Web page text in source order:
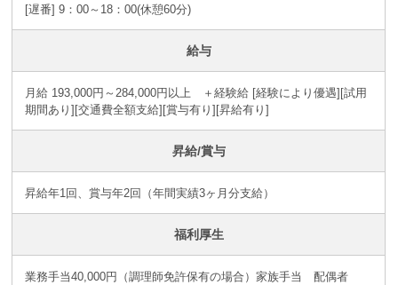
[遅番] 9：00～18：00(休憩60分)
給与
月給 193,000円～284,000円以上 ＋経験給 [経験により優遇][試用
期間あり][交通費全額支給][賞与有り][昇給有り]
昇給/賞与
昇給年1回、賞与年2回（年間実績3ヶ月分支給）
福利厚生
業務手当40,000円（調理師免許保有の場合）家族手当 配偶者